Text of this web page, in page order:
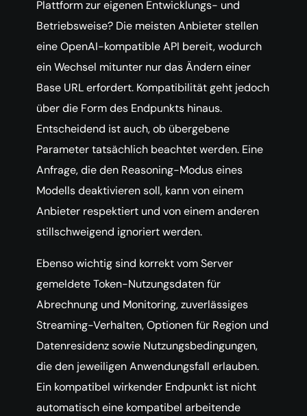
Plattform zur eigenen Entwicklungs- und
Betriebsweise? Die meisten Anbieter stellen
eine OpenAI-kompatible API bereit, wodurch
ein Wechsel mitunter nur das Ändern einer
Base URL erfordert. Kompatibilität geht jedoch
über die Form des Endpunkts hinaus.
Entscheidend ist auch, ob übergebene
Parameter tatsächlich beachtet werden. Eine
Anfrage, die den Reasoning-Modus eines
Modells deaktivieren soll, kann von einem
Anbieter respektiert und von einem anderen
stillschweigend ignoriert werden.
Ebenso wichtig sind korrekt vom Server
gemeldete Token-Nutzungsdaten für
Abrechnung und Monitoring, zuverlässiges
Streaming-Verhalten, Optionen für Region und
Datenresidenz sowie Nutzungsbedingungen,
die den jeweiligen Anwendungsfall erlauben.
Ein kompatibel wirkender Endpunkt ist nicht
automatisch eine kompatibel arbeitende